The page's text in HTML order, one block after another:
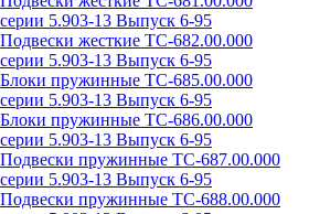
серии 5.903-13 Выпуск 6-95
Подвески жесткие ТС-682.00.000
серии 5.903-13 Выпуск 6-95
Блоки пружинные ТС-685.00.000
серии 5.903-13 Выпуск 6-95
Блоки пружинные ТС-686.00.000
серии 5.903-13 Выпуск 6-95
Подвески пружинные ТС-687.00.000
серии 5.903-13 Выпуск 6-95
Подвески пружинные ТС-688.00.000